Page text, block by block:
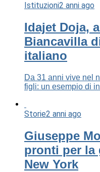
Istituzioni2 anni ago
Idajet Doja,
Biancavilla
italiano
Da 31 anni vive nel
figli: un esempio di
Storie2 anni ago
Giuseppe
pronti per la
New York